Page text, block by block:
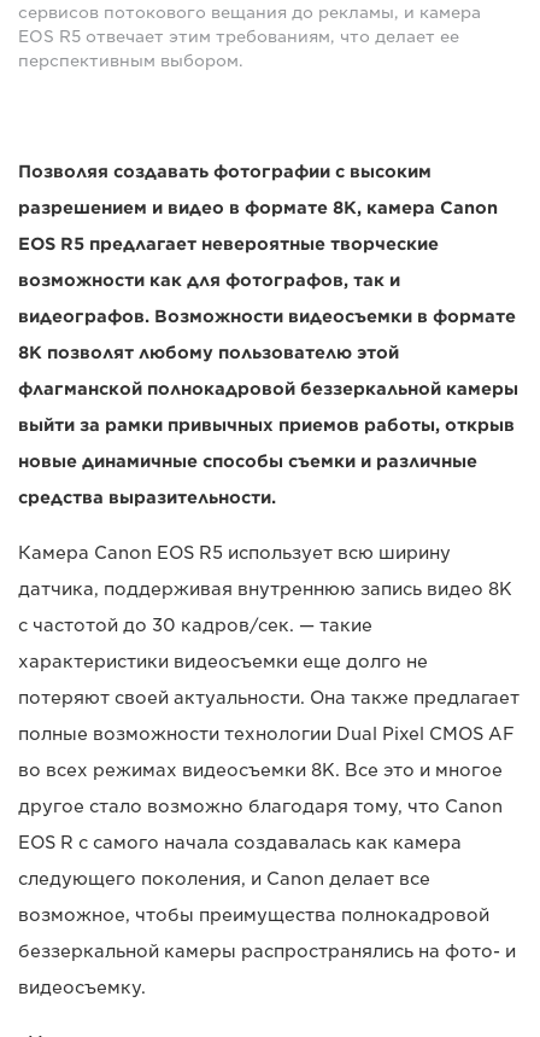
сервисов потокового вещания до рекламы, и камера
EOS R5 отвечает этим требованиям, что делает ее
перспективным выбором.
Позволяя создавать фотографии с высоким
разрешением и видео в формате 8K, камера Canon
EOS R5 предлагает невероятные творческие
возможности как для фотографов, так и
видеографов. Возможности видеосъемки в формате
8K позволят любому пользователю этой
флагманской полнокадровой беззеркальной камеры
выйти за рамки привычных приемов работы, открыв
новые динамичные способы съемки и различные
средства выразительности.
Камера Canon EOS R5 использует всю ширину
датчика, поддерживая внутреннюю запись видео 8K
с частотой до 30 кадров/сек. — такие
характеристики видеосъемки еще долго не
потеряют своей актуальности. Она также предлагает
полные возможности технологии Dual Pixel CMOS AF
во всех режимах видеосъемки 8K. Все это и многое
другое стало возможно благодаря тому, что Canon
EOS R с самого начала создавалась как камера
следующего поколения, и Canon делает все
возможное, чтобы преимущества полнокадровой
беззеркальной камеры распространялись на фото- и
видеосъемку.